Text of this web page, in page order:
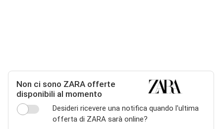
Non ci sono ZARA offerte
disponibili al momento
Desideri ricevere una notifica quando l'ultima
offerta di ZARA sarà online?